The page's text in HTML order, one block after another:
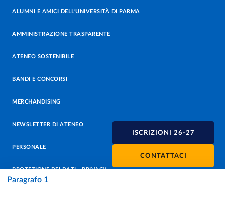
ISCRIZIONI 26-27
CONTATTACI
Paragrafo 1
ALUMNI E AMICI DELL’UNIVERSITÀ DI PARMA
AMMINISTRAZIONE TRASPARENTE
ATENEO SOSTENIBILE
BANDI E CONCORSI
MERCHANDISING
NEWSLETTER DI ATENEO
PERSONALE
PROTEZIONE DEI DATI - PRIVACY